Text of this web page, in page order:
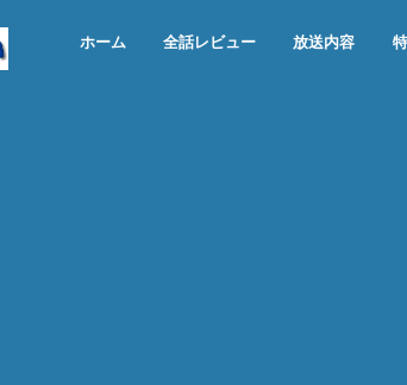
ホーム 全話レビュー 放送内容